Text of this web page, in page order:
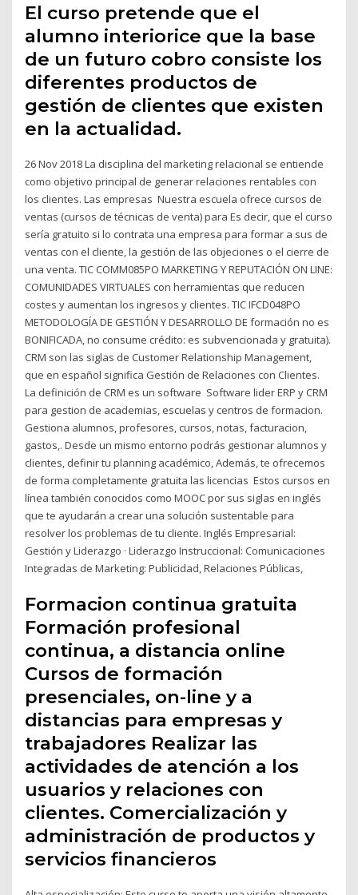
El curso pretende que el
alumno interiorice que la base
de un futuro cobro consiste los
diferentes productos de
gestión de clientes que existen
en la actualidad.
26 Nov 2018 La disciplina del marketing relacional se entiende
como objetivo principal de generar relaciones rentables con
los clientes. Las empresas Nuestra escuela ofrece cursos de
ventas (cursos de técnicas de venta) para Es decir, que el curso
sería gratuito si lo contrata una empresa para formar a sus de
ventas con el cliente, la gestión de las objeciones o el cierre de
una venta. TIC COMM085PO MARKETING Y REPUTACIÓN ON LINE:
COMUNIDADES VIRTUALES con herramientas que reducen
costes y aumentan los ingresos y clientes. TIC IFCD048PO
METODOLOGÍA DE GESTIÓN Y DESARROLLO DE formación no es
BONIFICADA, no consume crédito: es subvencionada y gratuita).
CRM son las siglas de Customer Relationship Management,
que en español significa Gestión de Relaciones con Clientes.
La definición de CRM es un software Software lider ERP y CRM
para gestion de academias, escuelas y centros de formacion.
Gestiona alumnos, profesores, cursos, notas, facturacion,
gastos,. Desde un mismo entorno podrás gestionar alumnos y
clientes, definir tu planning académico, Además, te ofrecemos
de forma completamente gratuita las licencias Estos cursos en
línea también conocidos como MOOC por sus siglas en inglés
que te ayudarán a crear una solución sustentable para
resolver los problemas de tu cliente. Inglés Empresarial:
Gestión y Liderazgo · Liderazgo Instruccional: Comunicaciones
Integradas de Marketing: Publicidad, Relaciones Públicas,
Formacion continua gratuita
Formación profesional
continua, a distancia online
Cursos de formación
presenciales, on-line y a
distancias para empresas y
trabajadores Realizar las
actividades de atención a los
usuarios y relaciones con
clientes. Comercialización y
administración de productos y
servicios financieros